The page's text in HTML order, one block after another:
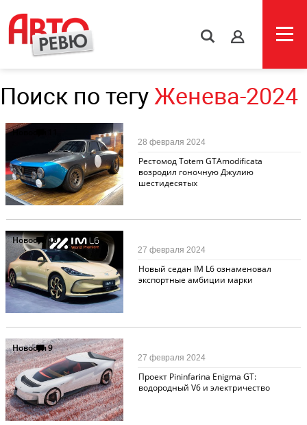
s
Поиск по тегу Женева-2024
Новости
Рестомод Totem GTAmodificata
возродил гоночную Джулию
шестидесятых
28 февраля 2024
Новости10
Новый седан IM L6 ознаменовал
экспортные амбиции марки
27 февраля 2024
Новости9
Проект Pininfarina Enigma GT:
водородный V6 и электричество
27 февраля 2024